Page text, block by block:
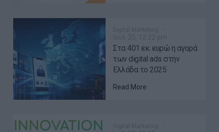
Στα 401 εκ. ευρώ η αγορά
των digital ads στην
Ελλάδα το 2025
Read More